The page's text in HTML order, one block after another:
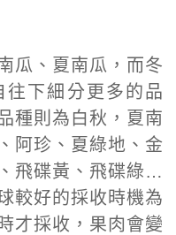
瓜、夏南瓜，而冬
往下細分更多的品
種則為白秋，夏南
阿珍、夏綠地、金
飛碟黃、飛碟綠…
較好的採收時機為
才採收，果肉會變